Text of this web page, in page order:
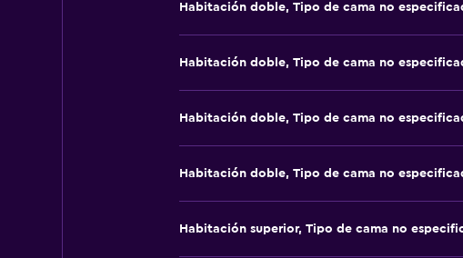
Habitación doble, Tipo de cama no
Habitación doble, Tipo de cama no
Habitación doble, Tipo de cama no
Habitación doble, Tipo de cama no
Habitación superior, Tipo de cama no